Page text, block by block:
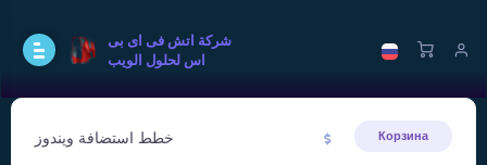
شركة اتش فى اى بى
اس لحلول الويب
خطط استضافة ويندوز Корзина